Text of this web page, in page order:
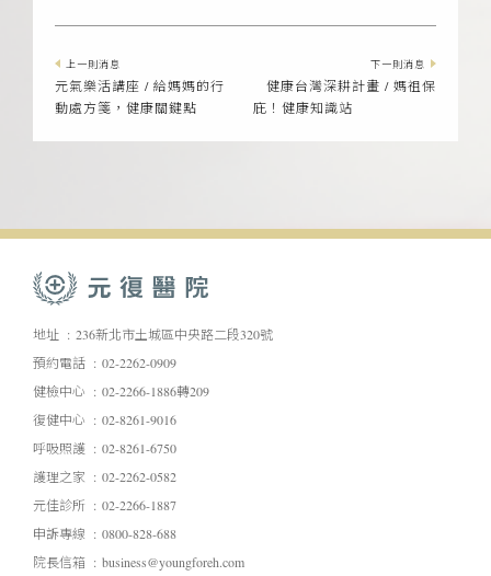
上一則消息
元氣樂活講座 / 給媽媽的行
動處方箋，健康關鍵點
下一則消息
健康台灣深耕計畫 / 媽祖保
庇！健康知識站
地址
236新北市土城區中央路二段320號
預約電話
02-2262-0909
健檢中心
02-2266-1886轉209
復健中心
02-8261-9016
呼吸照護
02-8261-6750
護理之家
02-2262-0582
元佳診所
02-2266-1887
申訴專線
0800-828-688
院長信箱
business@youngforeh.com